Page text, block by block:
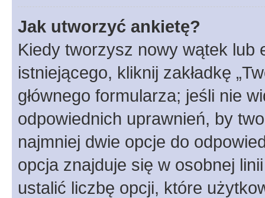
Jak utworzyć ankietę?
Kiedy tworzysz nowy wątek lub
istniejącego, kliknij zakładkę
głównego formularza; jeśli nie
odpowiednich uprawnień, by
najmniej dwie opcje do
opcja znajduje się w osobnej
ustalić liczbę opcji, które